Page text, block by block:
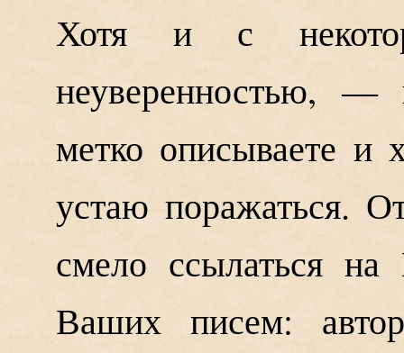
Хотя и с
неуверенностью,
метко описываете и
устаю поражаться.
смело ссылаться
Ваших писем: